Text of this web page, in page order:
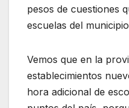
pesos de cuestiones
escuelas del
Vemos que en la
establecimientos
hora adicional de